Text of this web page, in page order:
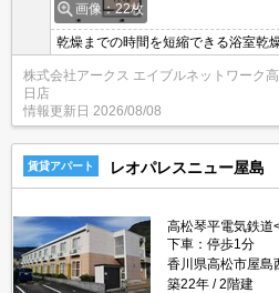
画像：22枚
乾燥までの時間を短縮できる浴室乾
て洗濯物を溜め込みがちな人にもお
を覗きに行かなくてもインターホン
るので防犯対策につながります。今
めなのが、こちらのアパートです。
株式会社アークス エイブルネットワーク
日店
情報更新日 2026/08/08
賃貸アパート レオパレスニュー屋島
高松琴平電気鉄
下車：停歩1分
香川県高松市屋島
築22年
2階建